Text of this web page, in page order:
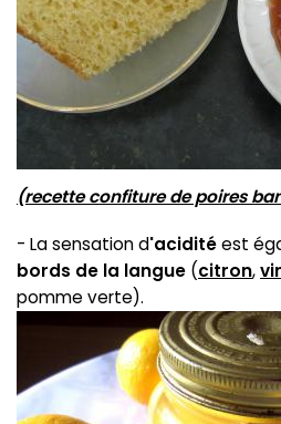
(recette confiture de poires
- La sensation d'aciditéest
bords de la langue (citron,
pomme verte).